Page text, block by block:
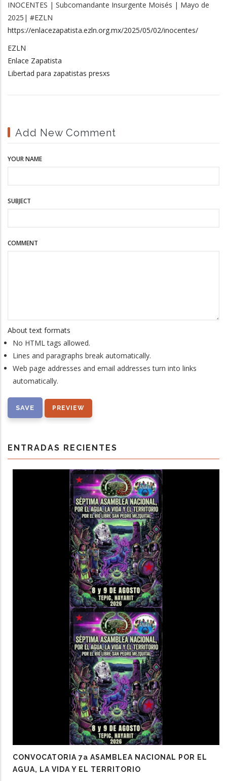
INOCENTES | Subcomandante Insurgente Moisés | Mayo de
2025| #EZLN
https://enlacezapatista.ezln.org.mx/2025/05/02/inocentes/
EZLN
Enlace Zapatista
Libertad para zapatistas presxs
Add New Comment
YOUR NAME
SUBJECT
COMMENT
About text formats
No HTML tags allowed.
Lines and paragraphs break automatically.
Web page addresses and email addresses turn into links
automatically.
ENTRADAS RECIENTES
CONVOCATORIA 7a ASAMBLEA NACIONAL POR EL
AGUA, LA VIDA Y EL TERRITORIO